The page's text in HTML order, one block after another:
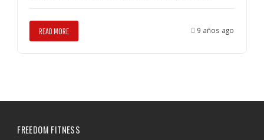
READ MORE 9 años ago
FREEDOM FITNESS